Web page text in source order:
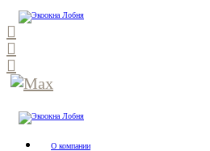
О компании